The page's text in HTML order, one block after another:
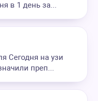
в 1 день за...
Сегодня на узи
преп...